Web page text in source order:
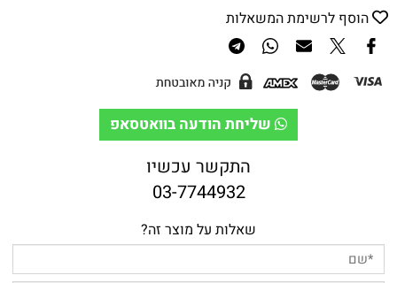
הוסף לרשימת המשאלות
שליחת הודעה בוואטסאפ
התקשר עכשיו
03-7744932
שאלות על מוצר זה?